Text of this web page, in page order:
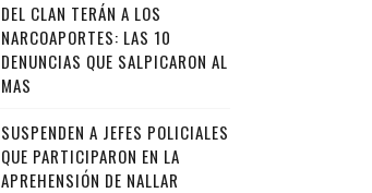
DEL CLAN TERÁN A LOS
NARCOAPORTES: LAS 10
DENUNCIAS QUE SALPICARON AL
MAS
SUSPENDEN A JEFES POLICIALES
QUE PARTICIPARON EN LA
APREHENSIÓN DE NALLAR